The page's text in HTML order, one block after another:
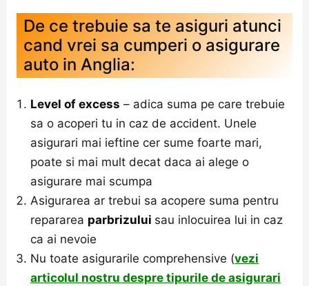
De ce trebuie sa te asiguri atunci
cand vrei sa cumperi o asigurare
auto in Anglia:
Level of excess – adica suma pe care trebuie
sa o acoperi tu in caz de accident. Unele
asigurari mai ieftine cer sume foarte mari,
poate si mai mult decat daca ai alege o
asigurare mai scumpa
Asigurarea ar trebui sa acopere suma pentru
repararea parbrizului sau inlocuirea lui in caz
ca ai nevoie
Nu toate asigurarile comprehensive (vezi
articolul nostru despre tipurile de asigurari